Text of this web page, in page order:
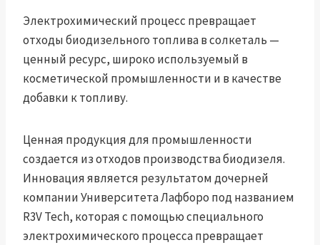
Электрохимический процесс превращает
отходы биодизельного топлива в солкеталь —
ценный ресурс, широко используемый в
косметической промышленности и в качестве
добавки к топливу.
Ценная продукция для промышленности
создается из отходов производства биодизеля.
Инновация является результатом дочерней
компании Университета Лафборо под названием
R3V Tech, которая с помощью специального
электрохимического процесса превращает